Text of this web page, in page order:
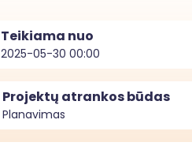
Teikiama nuo
2025-05-30 00:00
Projektų atrankos būdas
Planavimas